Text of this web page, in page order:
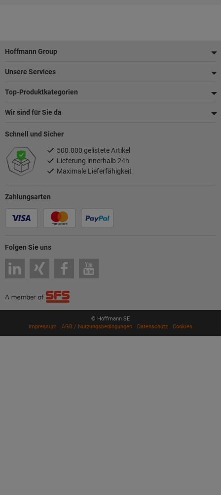
Fußzeile
Hoffmann Group
Unsere Services
Top-Produktkategorien
Wir sind für Sie da
Folgen Sie uns
Zahlungsarten
Schnell und Sicher
500.000 gelistete Artikel
Lieferung innerhalb 24h
Maximale Lieferfähigkeit
© Hoffmann SE
Impressum
AGB / Nutzungsbedingungen Datenschutz Cookies